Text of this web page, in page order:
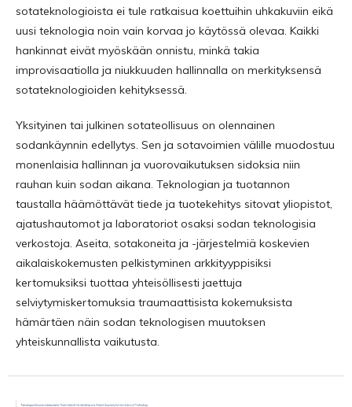
sotateknologioista ei tule ratkaisua koettuihin uhkakuviin eikä
uusi teknologia noin vain korvaa jo käytössä olevaa. Kaikki
hankinnat eivät myöskään onnistu, minkä takia
improvisaatiolla ja niukkuuden hallinnalla on merkityksensä
sotateknologioiden kehityksessä.
Yksityinen tai julkinen sotateollisuus on olennainen
sodankäynnin edellytys. Sen ja sotavoimien välille muodostuu
monenlaisia hallinnan ja vuorovaikutuksen sidoksia niin
rauhan kuin sodan aikana. Teknologian ja tuotannon
taustalla häämöttävät tiede ja tuotekehitys sitovat yliopistot,
ajatushautomot ja laboratoriot osaksi sodan teknologisia
verkostoja. Aseita, sotakoneita ja -järjestelmiä koskevien
aikalaiskokemusten pelkistyminen arkkityyppisiksi
kertomuksiksi tuottaa yhteisöllisesti jaettuja
selviytymiskertomuksia traumaattisista kokemuksista
hämärtäen näin sodan teknologisen muutoksen
yhteiskunnallista vaikutusta.